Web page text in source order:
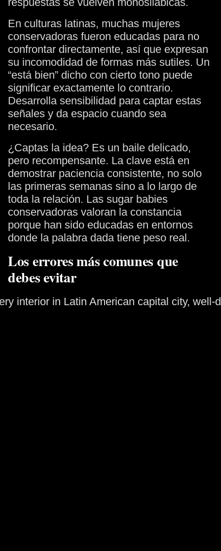
En culturas latinas, muchas mujeres
conservadoras fueron educadas para no
confrontar directamente, así que expresan
su incomodidad de formas más sutiles. Un
“está bien” dicho con cierto tono puede
significar exactamente lo contrario.
Desarrolla sensibilidad para captar estas
señales y da espacio cuando sea
necesario.
¿Captas la idea? Es un baile delicado,
pero recompensante. La clave está en
demostrar paciencia consistente, no solo
las primeras semanas sino a lo largo de
toda la relación. Las sugar babies
conservadoras valoran la constancia
porque han sido educadas en entornos
donde la palabra dada tiene peso real.
Los errores más comunes que
debes evitar